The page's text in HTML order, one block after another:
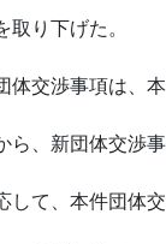
り下げた。
体交渉事項は、本
ら、新団体交渉事
して、本件団体交